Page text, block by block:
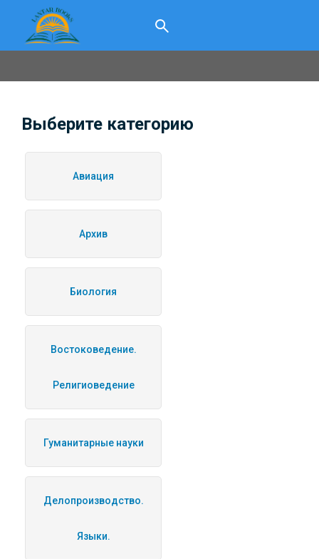
Выберите категорию
Авиация
Архив
Биология
Востоковедение.
Религиоведение
Гуманитарные науки
Делопроизводство.
Языки.